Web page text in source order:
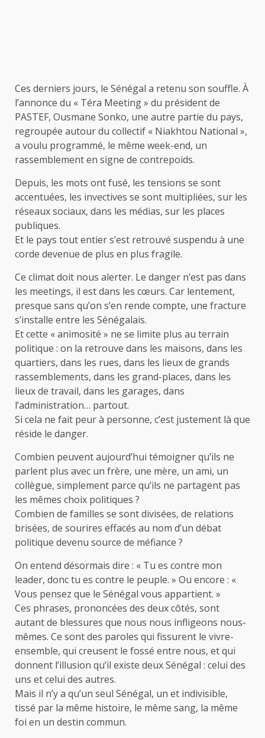
Ces derniers jours, le Sénégal a retenu son souffle. À
l’annonce du « Téra Meeting » du président de
PASTEF, Ousmane Sonko, une autre partie du pays,
regroupée autour du collectif « Niakhtou National »,
a voulu programmé, le même week-end, un
rassemblement en signe de contrepoids.
Depuis, les mots ont fusé, les tensions se sont
accentuées, les invectives se sont multipliées, sur les
réseaux sociaux, dans les médias, sur les places
publiques.
Et le pays tout entier s’est retrouvé suspendu à une
corde devenue de plus en plus fragile.
Ce climat doit nous alerter. Le danger n’est pas dans
les meetings, il est dans les cœurs. Car lentement,
presque sans qu’on s’en rende compte, une fracture
s’installe entre les Sénégalais.
Et cette « animosité » ne se limite plus au terrain
politique : on la retrouve dans les maisons, dans les
quartiers, dans les rues, dans les lieux de grands
rassemblements, dans les grand-places, dans les
lieux de travail, dans les garages, dans
l’administration… partout.
Si cela ne fait peur à personne, c’est justement là que
réside le danger.
Combien peuvent aujourd’hui témoigner qu’ils ne
parlent plus avec un frère, une mère, un ami, un
collègue, simplement parce qu’ils ne partagent pas
les mêmes choix politiques ?
Combien de familles se sont divisées, de relations
brisées, de sourires effacés au nom d’un débat
politique devenu source de méfiance ?
On entend désormais dire : « Tu es contre mon
leader, donc tu es contre le peuple. » Ou encore : «
Vous pensez que le Sénégal vous appartient. »
Ces phrases, prononcées des deux côtés, sont
autant de blessures que nous nous infligeons nous-
mêmes. Ce sont des paroles qui fissurent le vivre-
ensemble, qui creusent le fossé entre nous, et qui
donnent l’illusion qu’il existe deux Sénégal : celui des
uns et celui des autres.
Mais il n’y a qu’un seul Sénégal, un et indivisible,
tissé par la même histoire, le même sang, la même
foi en un destin commun.